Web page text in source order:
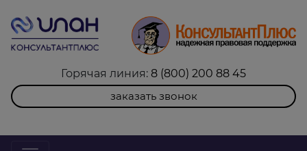
Горячая линия: 8 (800) 200 88 45
заказать звонок